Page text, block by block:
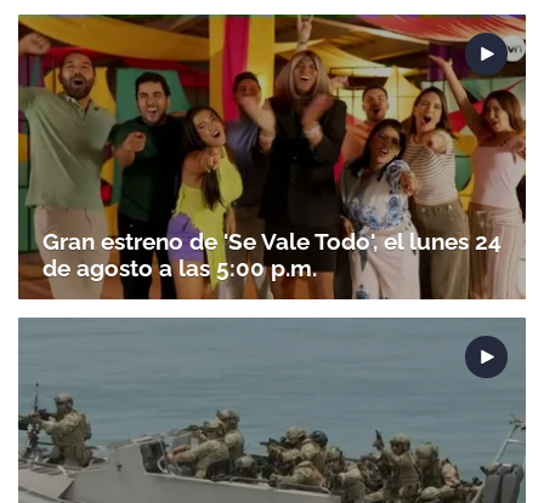
Gran estreno de 'Se Vale Todo', el lunes 24
de agosto a las 5:00 p.m.